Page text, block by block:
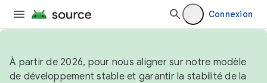
Connexion
À partir de 2026, pour nous aligner sur notre modèle
de développement stable et garantir la stabilité de la